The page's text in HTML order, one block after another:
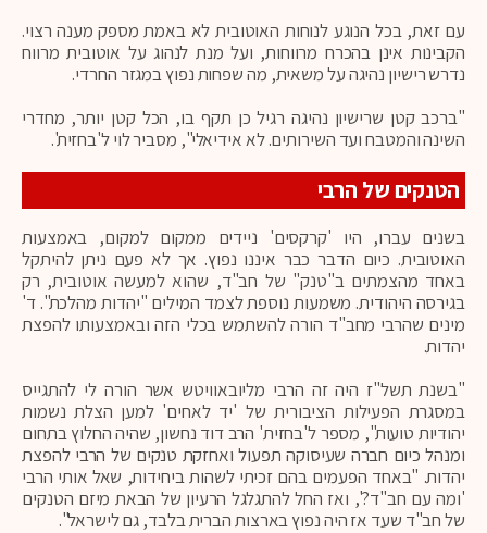
עם זאת, בכל הנוגע לנוחות האוטובית לא באמת מספק מענה רצוי.
הקבינות אינן בהכרח מרווחות, ועל מנת לנהוג על אוטובית מרווח
נדרש רישיון נהיגה על משאית, מה שפחות נפוץ במגזר החרדי.
"ברכב קטן שרישיון נהיגה רגיל כן תקף בו, הכל קטן יותר, מחדרי
השינה והמטבח ועד השירותים. לא אידיאלי", מסביר לוי ל'בחזית'.
הטנקים של הרבי
בשנים עברו, היו 'קרקסים' ניידים ממקום למקום, באמצעות
האוטובית. כיום הדבר כבר איננו נפוץ. אך לא פעם ניתן להיתקל
באחד מהצמתים ב"טנק" של חב"ד, שהוא למעשה אוטובית, רק
בגירסה היהודית. משמעות נוספת לצמד המילים "יהדות מהלכת". ד'
מינים שהרבי מחב"ד הורה להשתמש בכלי הזה ובאמצעותו להפצת
יהדות.
"בשנת תשל"ז היה זה הרבי מליובאוויטש אשר הורה לי להתגייס
במסגרת הפעילות הציבורית של 'יד לאחים' למען הצלת נשמות
יהודיות טועות", מספר ל'בחזית' הרב דוד נחשון, שהיה החלוץ בתחום
ומנהל כיום חברה שעיסוקה תפעול ואחזקת טנקים של הרבי להפצת
יהדות. "באחד הפעמים בהם זכיתי לשהות ביחידות, שאל אותי הרבי
'ומה עם חב"ד?', ואז החל להתגלגל הרעיון של הבאת מיזם הטנקים
של חב"ד שעד אז היה נפוץ בארצות הברית בלבד, גם לישראל".